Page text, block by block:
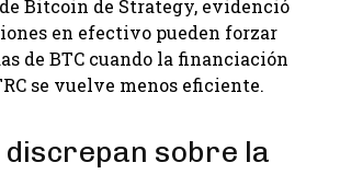
Bitcoin de Strategy, evidenció
en efectivo pueden forzar
de BTC cuando la financiación
se vuelve menos eficiente.
sobre la